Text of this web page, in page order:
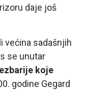
daje još
većina sadašnjih
se unutar
koje
godine Gegard